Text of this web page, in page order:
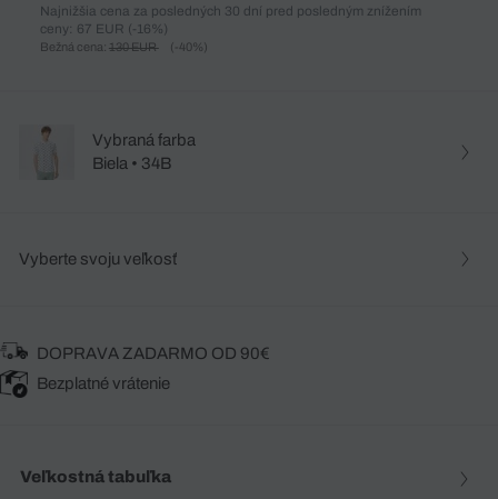
Najnižšia cena za posledných 30 dní pred posledným znížením
ceny: 67 EUR (-16%)
Bežná cena: 130 EUR (-40%)
Vybraná farba
Biela • 34B
Vyberte svoju veľkosť
DOPRAVA ZADARMO OD 90€
Bezplatné vrátenie
Veľkostná tabuľka